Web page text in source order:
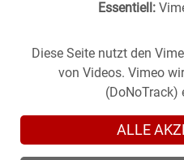
Stuttgart aus der
Historische Fotos aus
zeitgenössischen Bildern.
Essentiell:
Diese Seite nutzt den
von Videos. Vimeo
(DoNoTrack)
ALLE